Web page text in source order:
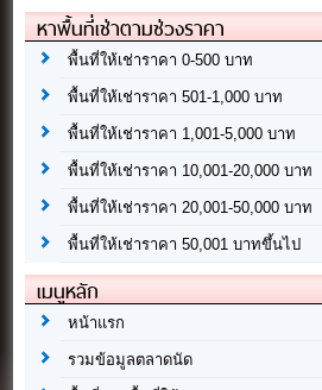
หาพื้นที่เช่าตามช่วงราคา
พื้นที่ให้เช่าราคา 0-500 บาท
พื้นที่ให้เช่าราคา 501-1,000 บาท
พื้นที่ให้เช่าราคา 1,001-5,000 บาท
พื้นที่ให้เช่าราคา 10,001-20,000 บาท
พื้นที่ให้เช่าราคา 20,001-50,000 บาท
พื้นที่ให้เช่าราคา 50,001 บาทขึ้นไป
เมนูหลัก
หน้าแรก
รวมข้อมูลตลาดนัด